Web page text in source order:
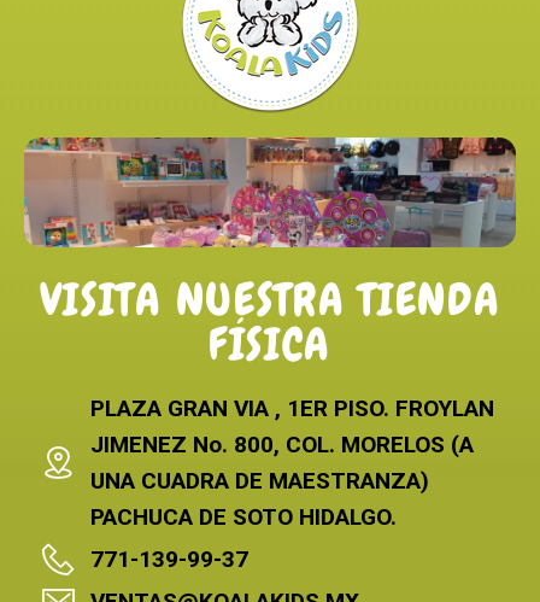
VISITA NUESTRA TIENDA
FÍSICA
PLAZA GRAN VIA , 1ER PISO. FROYLAN
JIMENEZ No. 800, COL. MORELOS (A
UNA CUADRA DE MAESTRANZA)
PACHUCA DE SOTO HIDALGO.
771-139-99-37